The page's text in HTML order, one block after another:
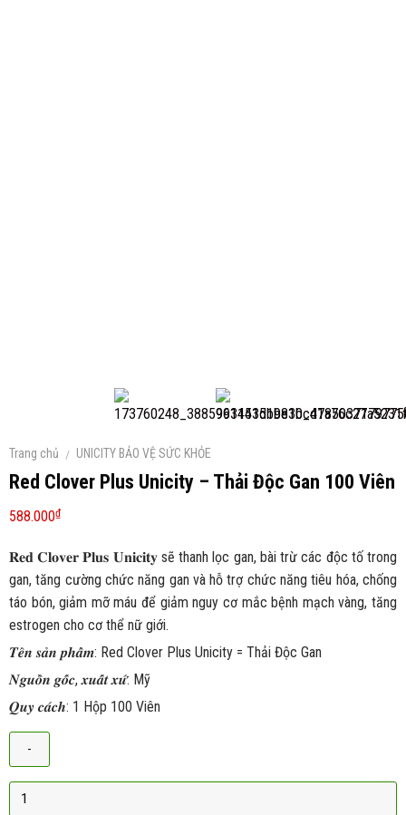
Trang chủ / UNICITY BẢO VỆ SỨC KHỎE
Red Clover Plus Unicity – Thải Độc Gan 100 Viên
588.000₫
𝐑𝐞𝐝 𝐂𝐥𝐨𝐯𝐞𝐫 𝐏𝐥𝐮𝐬 𝐔𝐧𝐢𝐜𝐢𝐭𝐲 sẽ thanh lọc gan, bài trừ các độc tố trong
gan, tăng cường chức năng gan và hỗ trợ chức năng tiêu hóa, chống
táo bón, giảm mỡ máu để giảm nguy cơ mắc bệnh mạch vàng, tăng
estrogen cho cơ thể nữ giới.
𝑻𝒆̂𝒏 𝒔𝒂̉𝒏 𝒑𝒉𝒂̂̉𝒎: Red Clover Plus Unicity = Thải Độc Gan
𝑵𝒈𝒖𝒐̂̀𝒏 𝒈𝒐̂́𝒄, 𝒙𝒖𝒂̂́𝒕 𝒙𝒖̛́: Mỹ
𝑸𝒖𝒚 𝒄𝒂́𝒄𝒉: 1 Hộp 100 Viên